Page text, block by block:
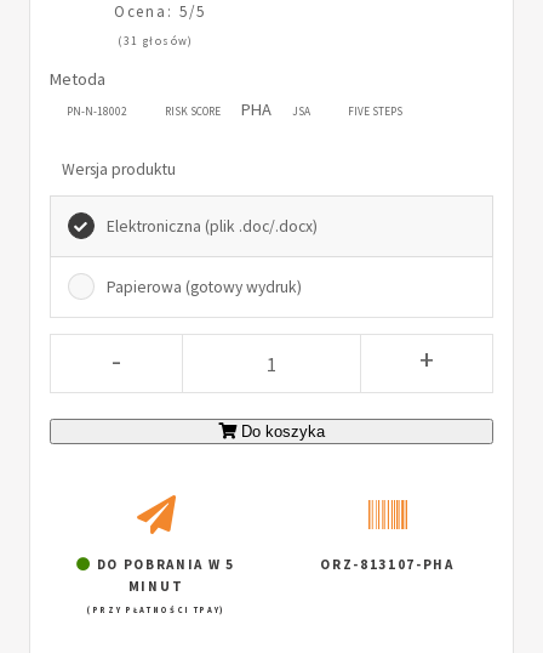
Ocena: 5/5
(31 głosów)
Metoda
PN-N-18002 RISK SCORE PHA JSA FIVE STEPS
Wersja produktu
Elektroniczna (plik .doc/.docx)
Papierowa (gotowy wydruk)
- +
Do koszyka
DO POBRANIA W 5
MINUT
(PRZY PŁATNOŚCI TPAY)
ORZ-813107-PHA